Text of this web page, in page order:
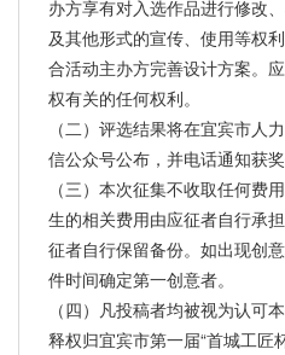
办方享有对入选作品进行修改
及其他形式的宣传、使用等权
合活动主办方完善设计方案。
权有关的任何权利。
（二）评选结果将在宜宾市人
信公众号公布，并电话通知获奖
（三）本次征集不收取任何费
生的相关费用由应征者自行承
征者自行保留备份。如出现创
件时间确定第一创意者。
（四）凡投稿者均被视为认可
释权归宜宾市第一届“首城工匠